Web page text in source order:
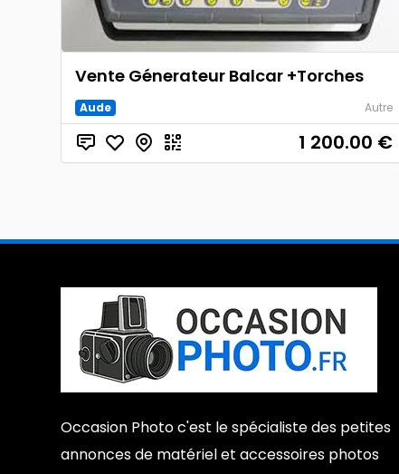
Vente Génerateur Balcar +Torches
Aude Autre
1 200.00 €
Occasion Photo c'est le spécialiste des petites
annonces de matériel et accessoires photos